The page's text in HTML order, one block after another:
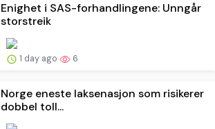
Enighet i SAS-forhandlingene: Unngår
storstreik
1 day ago 6
Norge eneste laksenasjon som risikerer
dobbel toll...